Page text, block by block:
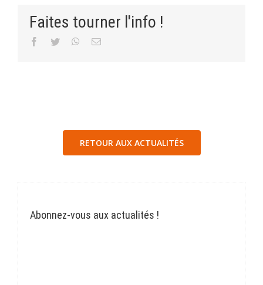
Faites tourner l'info !
Facebook
Twitter WhatsApp
Email
RETOUR AUX ACTUALITÉS
Abonnez-vous aux actualités !